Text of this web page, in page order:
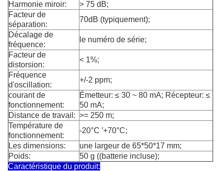
Harmonie miroir:
> 75 dB;
Facteur de
séparation:
70dB (typiquement);
Décalage de
fréquence:
le numéro de série;
Facteur de
distorsion:
< 1%;
Fréquence
d'oscillation:
+/-2 ppm;
courant de
fonctionnement:
Émetteur: ≤ 30 ~ 80 mA; Récepteur: ≤
50 mA;
Distance de travail: >= 250 m;
Température de
fonctionnement:
-20°C ′+70°C;
Les dimensions:
une largeur de 65*50*17 mm;
Poids:
50 g ((batterie incluse);
Caractéristique du produit: